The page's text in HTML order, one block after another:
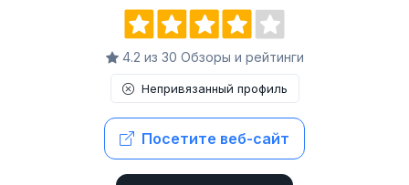
4.2 из 30 Обзоры и рейтинги
Непривязанный профиль
Посетите веб-сайт